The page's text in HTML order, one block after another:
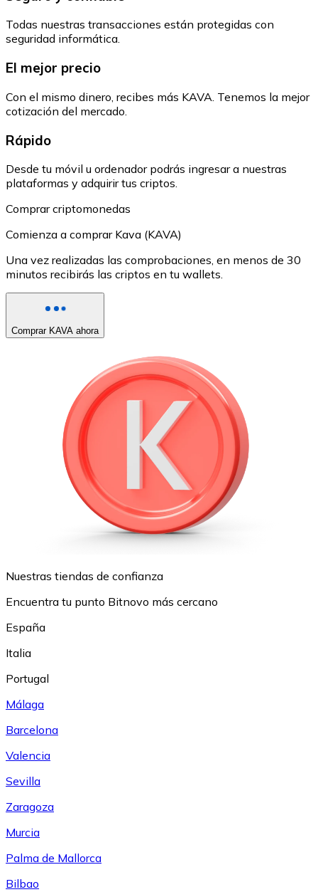
Todas nuestras transacciones están protegidas con
seguridad informática.
El mejor precio
Con el mismo dinero, recibes más KAVA. Tenemos la mejor
cotización del mercado.
Rápido
Desde tu móvil u ordenador podrás ingresar a nuestras
plataformas y adquirir tus criptos.
Comprar criptomonedas
Comienza a comprar Kava (KAVA)
Una vez realizadas las comprobaciones, en menos de 30
minutos recibirás las criptos en tu wallets.
Comprar KAVA ahora
Nuestras tiendas de confianza
Encuentra tu punto Bitnovo más cercano
España
Italia
Portugal
Málaga
Barcelona
Valencia
Sevilla
Zaragoza
Murcia
Palma de Mallorca
Bilbao